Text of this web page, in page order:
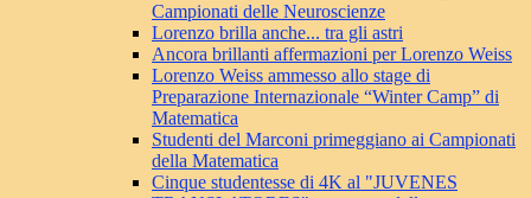
Campionati delle Neuroscienze
Lorenzo brilla anche... tra gli astri
Ancora brillanti affermazioni per Lorenzo Weiss
Lorenzo Weiss ammesso allo stage di
Preparazione Internazionale “Winter Camp” di
Matematica
Studenti del Marconi primeggiano ai Campionati
della Matematica
Cinque studentesse di 4K al "JUVENES